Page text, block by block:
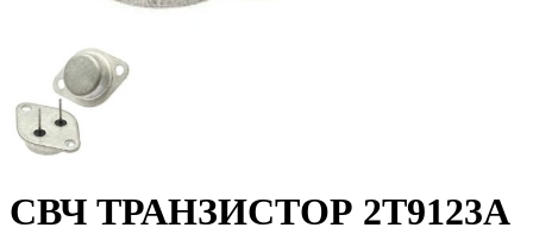
СВЧ ТРАНЗИСТОР 2Т9123А